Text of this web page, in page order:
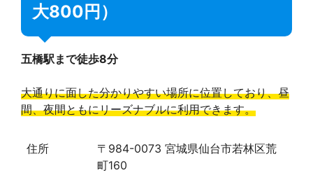
大800円）
五橋駅まで徒歩8分
大通りに面した分かりやすい場所に位置しており、昼
間、夜間ともにリーズナブルに利用できます。
住所
〒984-0073 宮城県仙台市若林区荒
町160